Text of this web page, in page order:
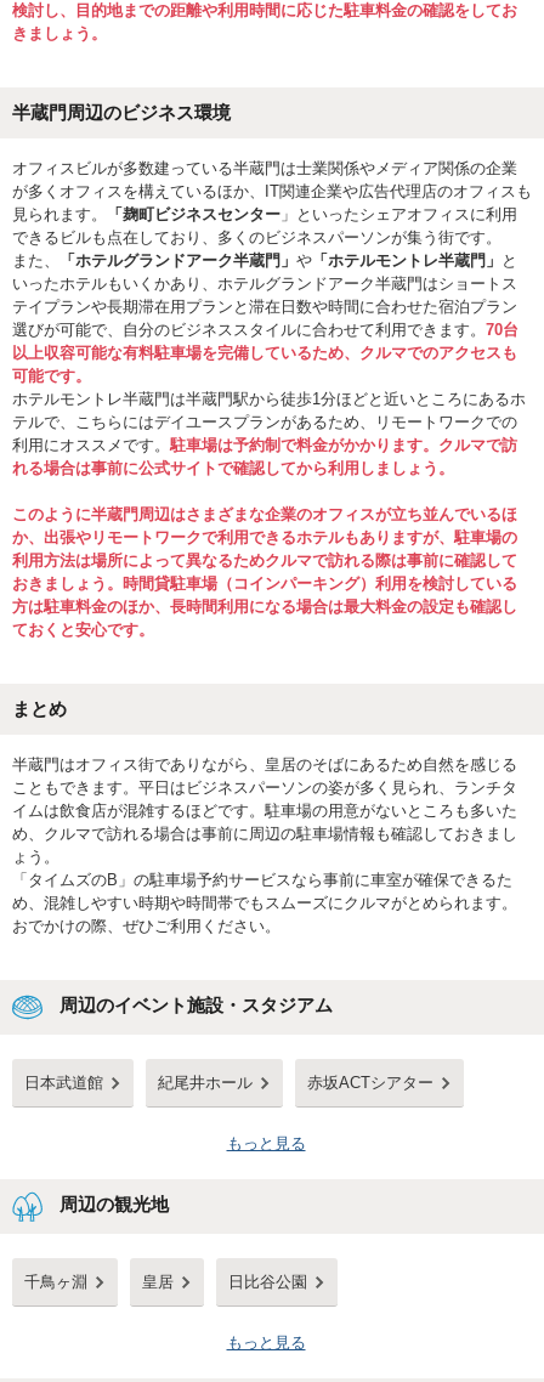
検討し、目的地までの距離や利用時間に応じた駐車料金の確認をしてお
きましょう。
半蔵門周辺のビジネス環境
オフィスビルが多数建っている半蔵門は士業関係やメディア関係の企業
が多くオフィスを構えているほか、IT関連企業や広告代理店のオフィスも
見られます。
「麹町ビジネスセンター 」といったシェアオフィスに利用
できるビルも点在しており、多くのビジネスパーソンが集う街です。
また、
「ホテルグランドアーク半蔵門」 や 「ホテルモントレ半蔵門」 と
いったホテルもいくかあり、ホテルグランドアーク半蔵門はショートス
テイプランや長期滞在用プランと滞在日数や時間に合わせた宿泊プラン
選びが可能で、自分のビジネススタイルに合わせて利用できます。 70台
以上収容可能な有料駐車場を完備しているため、クルマでのアクセスも
可能です。
ホテルモントレ半蔵門は半蔵門駅から徒歩1分ほどと近いところにあるホ
テルで、こちらにはデイユースプランがあるため、リモートワークでの
利用にオススメです。駐車場は予約制で料金がかかります。クルマで訪
れる場合は事前に公式サイトで確認してから利用しましょう。
このように半蔵門周辺はさまざまな企業のオフィスが立ち並んでいるほ
か、出張やリモートワークで利用できるホテルもありますが、駐車場の
利用方法は場所によって異なるためクルマで訪れる際は事前に確認して
おきましょう。時間貸駐車場（コインパーキング）利用を検討している
方は駐車料金のほか、長時間利用になる場合は最大料金の設定も確認し
ておくと安心です。
まとめ
半蔵門はオフィス街でありながら、皇居のそばにあるため自然を感じる
こともできます。平日はビジネスパーソンの姿が多く見られ、ランチタ
イムは飲食店が混雑するほどです。駐車場の用意がないところも多いた
め、クルマで訪れる場合は事前に周辺の駐車場情報も確認しておきまし
ょう。
「タイムズのB」の駐車場予約サービスなら事前に車室が確保できるた
め、混雑しやすい時期や時間帯でもスムーズにクルマがとめられます。
おでかけの際、ぜひご利用ください。
周辺のイベント施設・スタジアム
日本武道館 紀尾井ホール 赤坂ACTシアター
もっと見る
周辺の観光地
千鳥ヶ淵 皇居 日比谷公園
もっと見る